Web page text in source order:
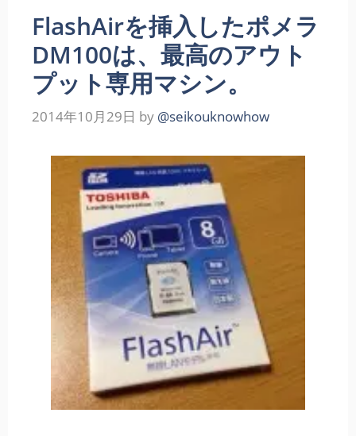
FlashAirを挿入したポメラ
DM100は、最高のアウト
プット専用マシン。
2014年10月29日 by @seikouknowhow